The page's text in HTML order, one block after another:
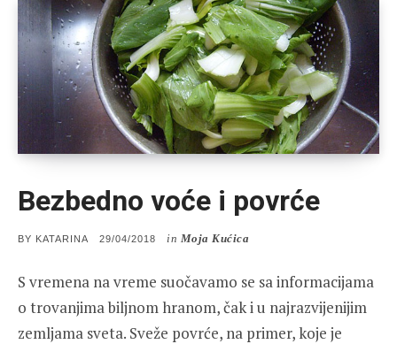
Bezbedno voće i povrće
BY KATARINA
POSTED
29/04/2018 in Moja Kućica
S vremena na vreme suočavamo se sa informacijama
o trovanjima biljnom hranom, čak i u najrazvijenijim
zemljama sveta. Sveže povrće, na primer, koje je